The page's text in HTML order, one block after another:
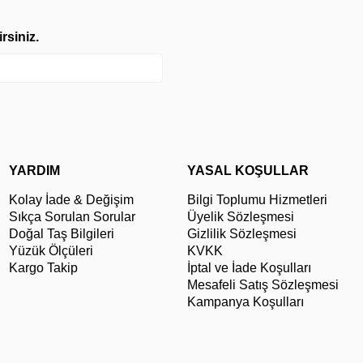
YARDIM
Kolay İade & Değişim
Sıkça Sorulan Sorular
Doğal Taş Bilgileri
Yüzük Ölçüleri
Kargo Takip
YASAL KOŞULLAR
Bilgi Toplumu Hizmetleri
Üyelik Sözleşmesi
Gizlilik Sözleşmesi
KVKK
İptal ve İade Koşulları
Mesafeli Satış Sözleşmesi
Kampanya Koşulları